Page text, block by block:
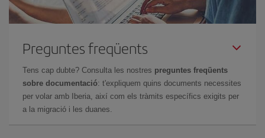
Preguntes freqüents
Tens cap dubte? Consulta les nostres preguntes freqüents
sobre documentació: t'expliquem quins documents necessites
per volar amb Iberia, així com els tràmits específics exigits per
a la migració i les duanes.